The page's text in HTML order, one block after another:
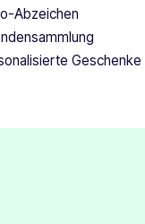
Abzeichen
Geschenke